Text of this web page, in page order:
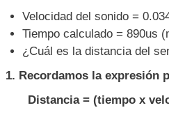
Velocidad del sonido =
Tiempo calculado = 890us
¿Cuál es la distancia del
1. Recordamos la expresión
Distancia = (tiempo x